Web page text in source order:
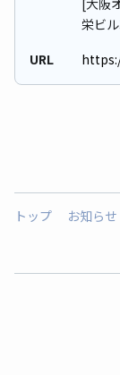
栄ビ
URL
トップ お知らせ